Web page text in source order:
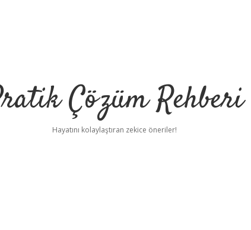
Çözüm Rehberi
Hayatını kolaylaştıran zekice öneriler!